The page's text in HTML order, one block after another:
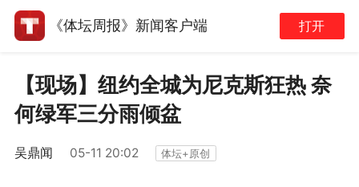
《体坛周报》新闻客户端 打开
【现场】纽约全城为尼克斯狂热 奈
何绿军三分雨倾盆
吴鼎闻 05-11 20:02 体坛+原创